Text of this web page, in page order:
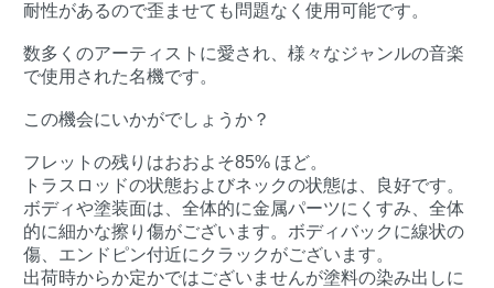
耐性があるので歪ませても問題なく使用可能です。
数多くのアーティストに愛され、様々なジャンルの音楽
で使用された名機です。
この機会にいかがでしょうか？
フレットの残りはおおよそ85% ほど。
トラスロッドの状態およびネックの状態は、良好です。
ボディや塗装面は、全体的に金属パーツにくすみ、全体
的に細かな擦り傷がございます。ボディバックに線状の
傷、エンドピン付近にクラックがございます。
出荷時からか定かではございませんが塗料の染み出しに